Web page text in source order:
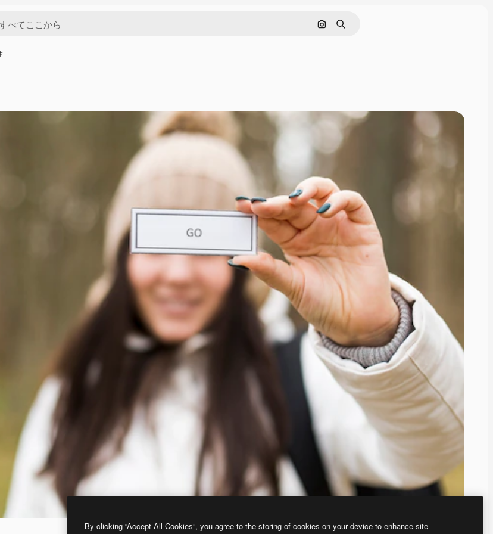
画像で検索
検索
By clicking “Accept All Cookies”, you agree to the storing of cookies on your device to enhance site